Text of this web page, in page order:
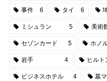
事件 6 タイ 6
ミシュラン 5 美術
セゾンカード 5 ホノ
岩手 4 ヒル
ビジネスホテル 4 墓